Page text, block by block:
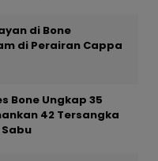
di Bone
di Perairan Cappa
Bone Ungkap 35
42 Tersangka